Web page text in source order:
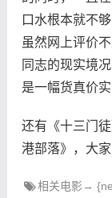
口水根本就不够
虽然网上评价
同志的现实境
是一幅货真价
还有《十三门
港部落》，大
相关电影→